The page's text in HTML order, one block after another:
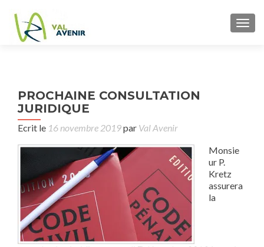
PROCHAINE CONSULTATION
JURIDIQUE
Ecrit le 16 novembre 2019par Val Avenir
Monsie
ur P.
Kretz
assurera
la